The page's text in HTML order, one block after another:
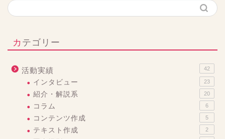
カテゴリー
活動実績 42
インタビュー 23
紹介・解説系 20
コラム 6
コンテンツ作成 5
テキスト作成 2